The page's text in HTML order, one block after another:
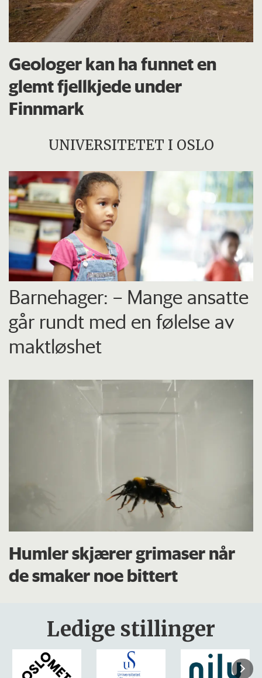
Geologer kan ha funnet en
glemt fjellkjede under
Finnmark
UNIVERSITETET I OSLO
Barnehager: – Mange ansatte
går rundt med en følelse av
maktløshet
Humler skjærer grimaser når
de smaker noe bittert
Ledige stillinger